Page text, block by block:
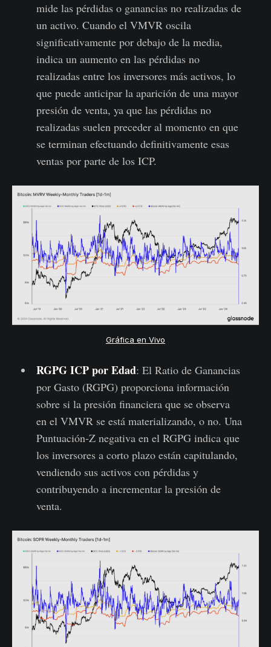
mide las pérdidas o ganancias no realizadas de
un activo. Cuando el VMVR oscila
significativamente por debajo de la media,
indica un aumento en las pérdidas no
realizadas entre los inversores más activos, lo
que puede anticipar la aparición de una mayor
presión de venta, ya que las pérdidas no
realizadas suelen preceder al momento en que
se terminan efectuando definitivamente esas
ventas por parte de los ICP.
Gráfica en Vivo
RGPG ICP por Edad: El Ratio de Ganancias
por Gasto (RGPG) proporciona información
sobre si la presión financiera que se observa
en el VMVR se está materializando, o no. Una
Puntuación-Z negativa en el RGPG indica que
los inversores a corto plazo están capitulando,
vendiendo sus activos con pérdidas y
contribuyendo a incrementar la presión de
venta.